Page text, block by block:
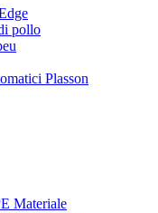
pollo
Plasson